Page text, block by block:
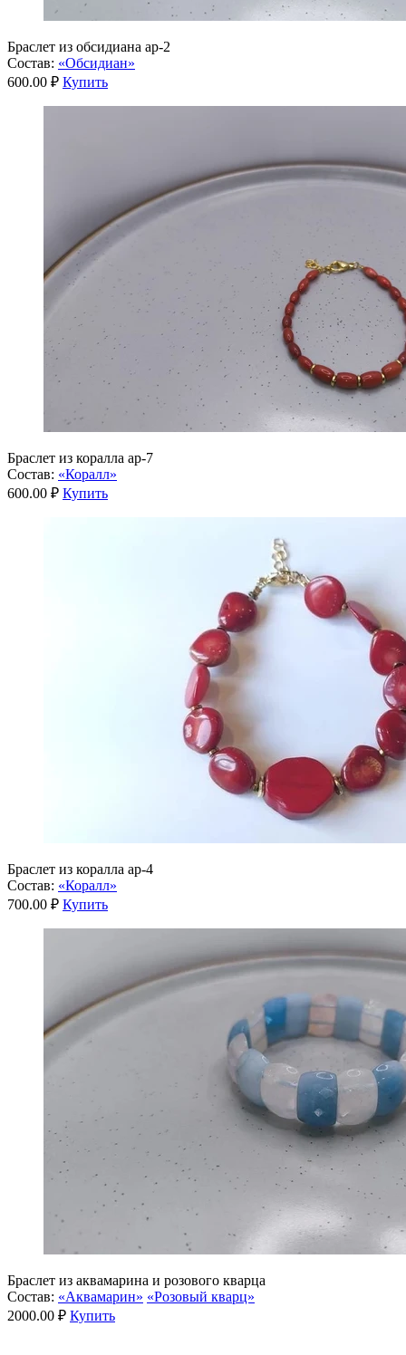
Браслет из обсидиана ар-2
Состав: «Обсидиан»
600.00 ₽ Купить
Браслет из коралла ар-7
Состав: «Коралл»
600.00 ₽ Купить
Браслет из коралла ар-4
Состав: «Коралл»
700.00 ₽ Купить
Браслет из аквамарина и розового кварца
Состав: «Аквамарин» «Розовый кварц»
2000.00 ₽ Купить